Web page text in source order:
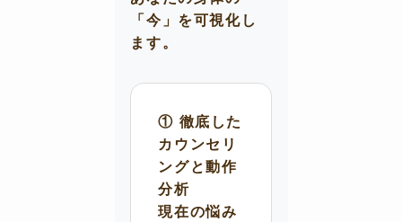
「今」を可視化し
ます。
① 徹底した
カウンセリ
ングと動作
分析
現在の悩み